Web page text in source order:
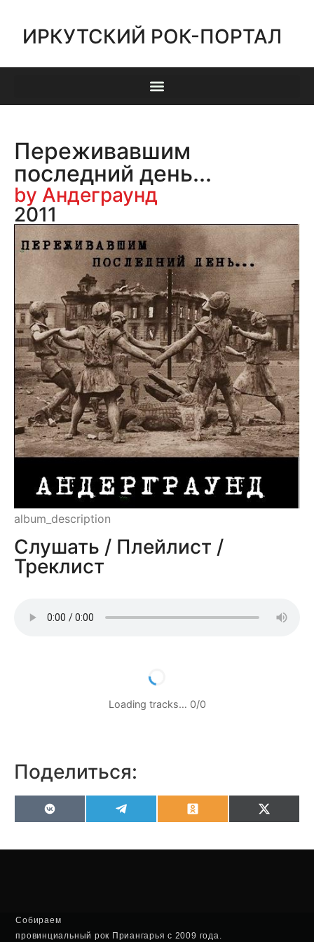
ИРКУТСКИЙ РОК-ПОРТАЛ
Переживавшим
последний день...
by Андеграунд
2011
album_description
Слушать / Плейлист /
Треклист
Loading tracks… 0/0
Поделиться:
VK OdnoklassnikiX
Собираем
провинциальный рок Приангарья с 2009 года.